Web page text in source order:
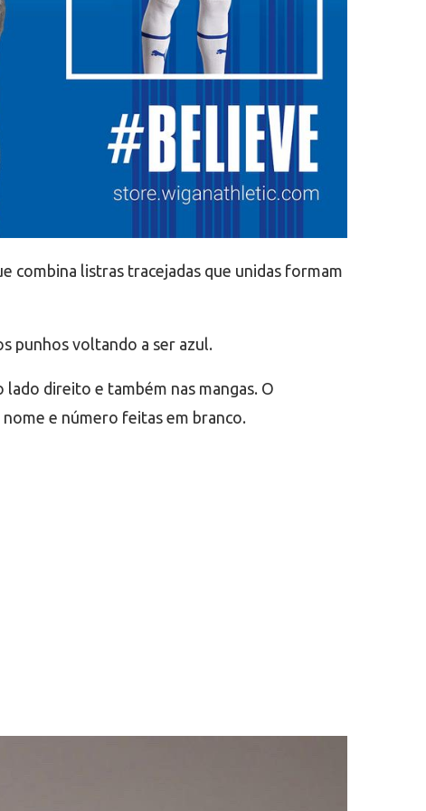
combina listras tracejadas que unidas formam
punhos voltando a ser azul.
direito e também nas mangas. O
e número feitas em branco.